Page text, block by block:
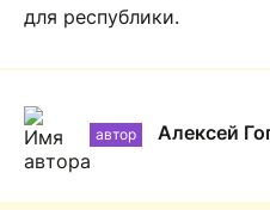
для республики.
автор Алексей